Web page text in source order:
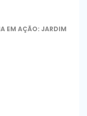
EM AÇÃO: JARDIM